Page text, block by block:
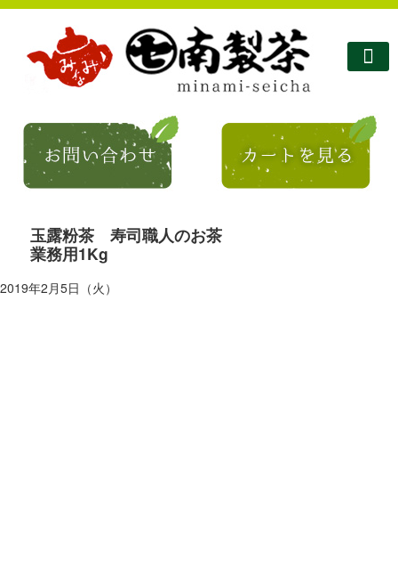
玉露粉茶 寿司職人のお茶
業務用1Kg
2019年2月5日（火）